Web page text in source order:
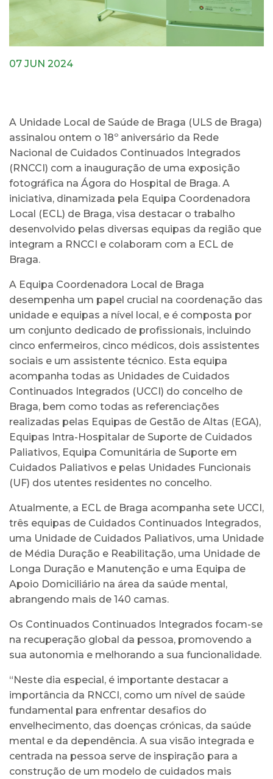
07 JUN 2024
A Unidade Local de Saúde de Braga (ULS de Braga)
assinalou ontem o 18º aniversário da Rede
Nacional de Cuidados Continuados Integrados
(RNCCI) com a inauguração de uma exposição
fotográfica na Ágora do Hospital de Braga. A
iniciativa, dinamizada pela Equipa Coordenadora
Local (ECL) de Braga, visa destacar o trabalho
desenvolvido pelas diversas equipas da região que
integram a RNCCI e colaboram com a ECL de
Braga.
A Equipa Coordenadora Local de Braga
desempenha um papel crucial na coordenação das
unidade e equipas a nível local, e é composta por
um conjunto dedicado de profissionais, incluindo
cinco enfermeiros, cinco médicos, dois assistentes
sociais e um assistente técnico. Esta equipa
acompanha todas as Unidades de Cuidados
Continuados Integrados (UCCI) do concelho de
Braga, bem como todas as referenciações
realizadas pelas Equipas de Gestão de Altas (EGA),
Equipas Intra-Hospitalar de Suporte de Cuidados
Paliativos, Equipa Comunitária de Suporte em
Cuidados Paliativos e pelas Unidades Funcionais
(UF) dos utentes residentes no concelho.
Atualmente, a ECL de Braga acompanha sete UCCI,
três equipas de Cuidados Continuados Integrados,
uma Unidade de Cuidados Paliativos, uma Unidade
de Média Duração e Reabilitação, uma Unidade de
Longa Duração e Manutenção e uma Equipa de
Apoio Domiciliário na área da saúde mental,
abrangendo mais de 140 camas.
Os Continuados Continuados Integrados focam-se
na recuperação global da pessoa, promovendo a
sua autonomia e melhorando a sua funcionalidade.
“Neste dia especial, é importante destacar a
importância da RNCCI, como um nível de saúde
fundamental para enfrentar desafios do
envelhecimento, das doenças crónicas, da saúde
mental e da dependência. A sua visão integrada e
centrada na pessoa serve de inspiração para a
construção de um modelo de cuidados mais